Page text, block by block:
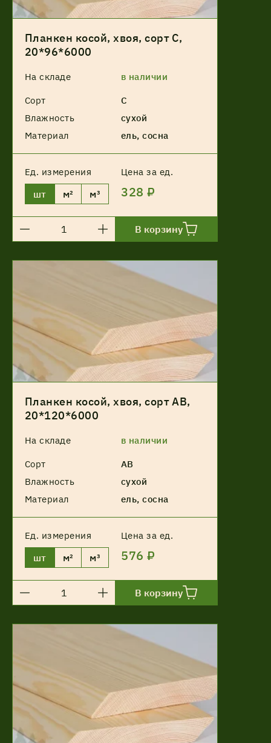
Планкен косой, хвоя, сорт С,
20*96*6000
На складе в наличии
Сорт
С
Влажность
сухой
Материал
ель, сосна
Ед. измерения Цена за ед.
шт м² м³ 328 ₽
В корзину
Планкен косой, хвоя, сорт АВ,
20*120*6000
На складе в наличии
Сорт
АВ
Влажность
сухой
Материал
ель, сосна
Ед. измерения Цена за ед.
шт м² м³ 576 ₽
В корзину